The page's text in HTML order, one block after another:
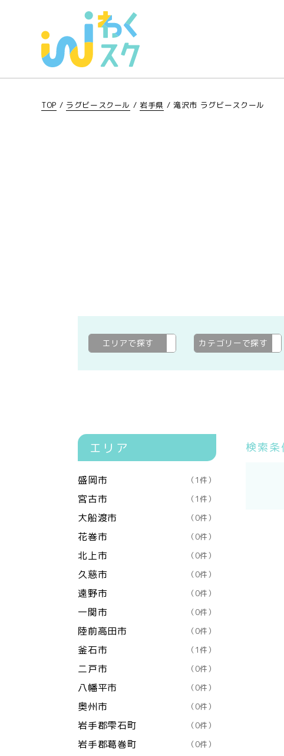
TOP / ラグビースクール / 岩手県 /滝沢市 ラグビースクール
エリアで探す 滝沢市カテゴリーで探す
エリア
盛岡市 （1件）
宮古市 （1件）
大船渡市 （0件）
花巻市 （0件）
北上市 （0件）
久慈市 （0件）
遠野市 （0件）
一関市 （0件）
陸前高田市 （0件）
釜石市 （1件）
二戸市 （0件）
八幡平市 （0件）
奥州市 （0件）
岩手郡雫石町 （0件）
岩手郡葛巻町 （0件）
検索